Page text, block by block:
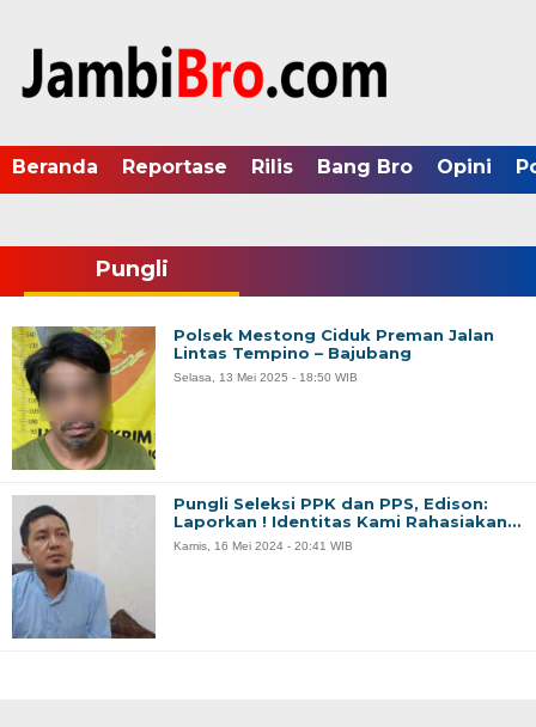
Beranda Reportase Rilis Bang Bro Opini
Pungli
Polsek Mestong Ciduk Preman Jalan
Lintas Tempino – Bajubang
Selasa, 13 Mei 2025 - 18:50 WIB
Pungli Seleksi PPK dan PPS, Edison:
Laporkan ! Identitas Kami Rahasiakan…
Kamis, 16 Mei 2024 - 20:41 WIB